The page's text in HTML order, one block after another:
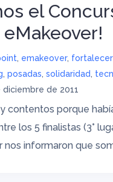
el
, emakeover,
, posadas, solidaridad,
diciembre de 2011
contentos porque
los 5 finalistas (3°
nos informaron que